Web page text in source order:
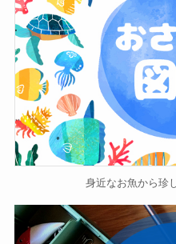
身近なお魚から珍